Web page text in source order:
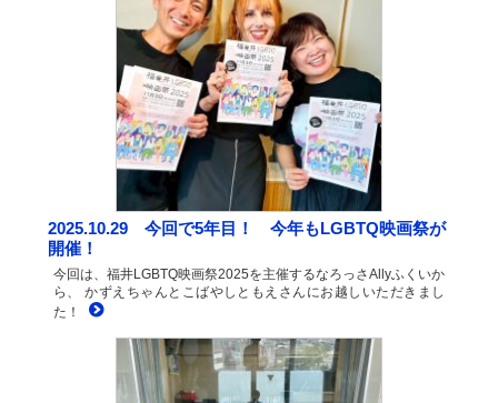
2025.10.29 今回で5年目！ 今年もLGBTQ映画祭が
開催！
今回は、福井LGBTQ映画祭2025を主催するなろっさAllyふくいか
ら、 かずえちゃんとこばやしともえさんにお越しいただきまし
た！